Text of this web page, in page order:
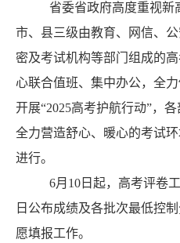
省委省政府高度重视新
市、县三级由教育、网信、
密及考试机构等部门组成的
心联合值班、集中办公，全
开展“2025高考护航行动”，各
全力营造舒心、暖心的考试环
进行。
6月 10 日起，高考评卷
日公布成绩及各批次最低控制
愿填报工作。